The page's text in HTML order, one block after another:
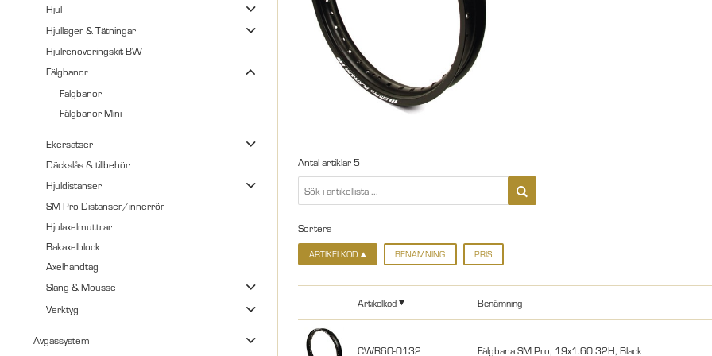
Hjul
Hjullager & Tätningar
Hjulrenoveringskit BW
Fälgbanor
Fälgbanor
Fälgbanor Mini
Ekersatser
Däckslås & tillbehör
Hjuldistanser
SM Pro Distanser/innerrör
Hjulaxelmuttrar
Bakaxelblock
Axelhandtag
Slang & Mousse
Verktyg
Avgassystem
Antal artiklar 5
Sortera
ARTIKELKOD BENÄMNING PRIS
Artikelkod Benämning
CWR60-0132 Fälgbana SM Pro, 19x1.60 32H, Black